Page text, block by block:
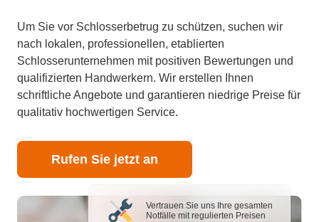
Um Sie vor Schlosserbetrug zu schützen, suchen wir
nach lokalen, professionellen, etablierten
Schlosserunternehmen mit positiven Bewertungen und
qualifizierten Handwerkern. Wir erstellen Ihnen
schriftliche Angebote und garantieren niedrige Preise für
qualitativ hochwertigen Service.
Rufen Sie jetzt an
Vertrauen Sie uns Ihre gesamten
Notfälle mit regulierten Preisen